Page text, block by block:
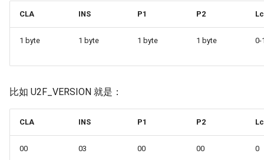
CLA INS P1 P2 Lc
1 byte 1 byte 1 byte 1 byte 0-
比如 U2F_VERSION 就是：
CLA INS P1 P2 Lc
00 03 00 00 0